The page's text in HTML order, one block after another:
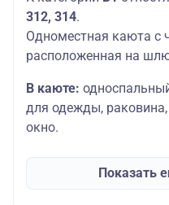
312, 314.
Одноместная каюта с
расположенная на
В каюте:
для одежды, раковина,
окно.
Показать